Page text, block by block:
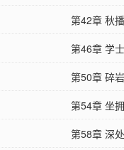
第42章 秋
第46章 学
第50章 碎
第54章 坐
第58章 深